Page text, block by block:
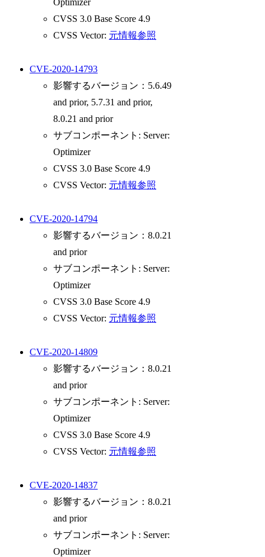
Optimizer
CVSS 3.0 Base Score 4.9
CVSS Vector: 元情報参照
CVE-2020-14793
影響するバージョン：5.6.49
and prior, 5.7.31 and prior,
8.0.21 and prior
サブコンポーネント: Server:
Optimizer
CVSS 3.0 Base Score 4.9
CVSS Vector: 元情報参照
CVE-2020-14794
影響するバージョン：8.0.21
and prior
サブコンポーネント: Server:
Optimizer
CVSS 3.0 Base Score 4.9
CVSS Vector: 元情報参照
CVE-2020-14809
影響するバージョン：8.0.21
and prior
サブコンポーネント: Server:
Optimizer
CVSS 3.0 Base Score 4.9
CVSS Vector: 元情報参照
CVE-2020-14837
影響するバージョン：8.0.21
and prior
サブコンポーネント: Server:
Optimizer